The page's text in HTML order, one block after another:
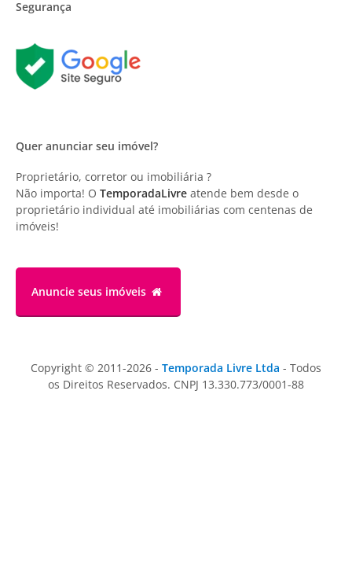
Segurança
Quer anunciar seu imóvel?
Proprietário, corretor ou imobiliária ?
Não importa! O TemporadaLivre atende bem desde o
proprietário individual até imobiliárias com centenas de
imóveis!
Anuncie seus imóveis
Copyright © 2011-2026 - Temporada Livre Ltda - Todos
os Direitos Reservados. CNPJ 13.330.773/0001-88